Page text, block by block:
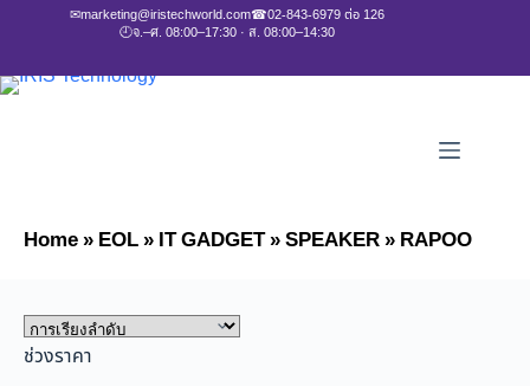
✉marketing@iristechworld.com☎02-843-6979 ต่อ 126
🕘จ.–ศ. 08:00–17:30 · ส. 08:00–14:30
Home»EOL»IT GADGET»SPEAKER»RAPOO
ช่วงราคา